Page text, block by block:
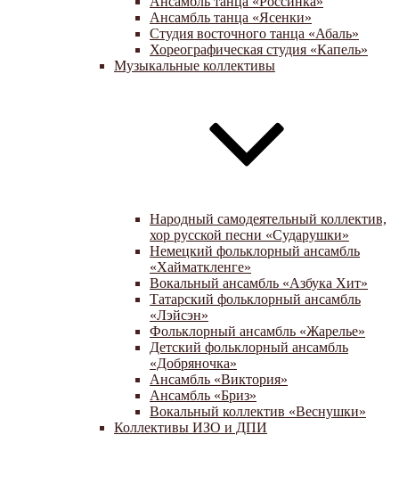
Ансамбль танца «Ясенки»
Студия восточного танца «Абаль»
Хореографическая студия «Капель»
Музыкальные коллективы
Народный самодеятельный коллектив,
хор русской песни «Сударушки»
Немецкий фольклорный ансамбль
«Хайматкленге»
Вокальный ансамбль «Азбука Хит»
Татарский фольклорный ансамбль
«Лэйсэн»
Фольклорный ансамбль «Жарелье»
Детский фольклорный ансамбль
«Добряночка»
Ансамбль «Виктория»
Ансамбль «Бриз»
Вокальный коллектив «Веснушки»
Коллективы ИЗО и ДПИ